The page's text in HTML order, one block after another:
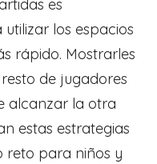
es
los espacios
rápido. Mostrarles
de jugadores
alcanzar la otra
estas estrategias
reto para niños y